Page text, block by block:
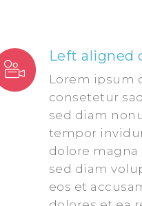
Left aligned
Lorem ipsum
consetetur
sed diam
tempor
dolore magna
sed diam
eos et